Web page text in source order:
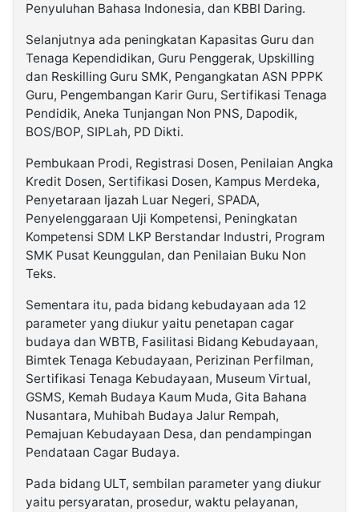
Penyuluhan Bahasa Indonesia, dan KBBI Daring.
Selanjutnya ada peningkatan Kapasitas Guru dan
Tenaga Kependidikan, Guru Penggerak, Upskilling
dan Reskilling Guru SMK, Pengangkatan ASN PPPK
Guru, Pengembangan Karir Guru, Sertifikasi Tenaga
Pendidik, Aneka Tunjangan Non PNS, Dapodik,
BOS/BOP, SIPLah, PD Dikti.
Pembukaan Prodi, Registrasi Dosen, Penilaian Angka
Kredit Dosen, Sertifikasi Dosen, Kampus Merdeka,
Penyetaraan Ijazah Luar Negeri, SPADA,
Penyelenggaraan Uji Kompetensi, Peningkatan
Kompetensi SDM LKP Berstandar Industri, Program
SMK Pusat Keunggulan, dan Penilaian Buku Non
Teks.
Sementara itu, pada bidang kebudayaan ada 12
parameter yang diukur yaitu penetapan cagar
budaya dan WBTB, Fasilitasi Bidang Kebudayaan,
Bimtek Tenaga Kebudayaan, Perizinan Perfilman,
Sertifikasi Tenaga Kebudayaan, Museum Virtual,
GSMS, Kemah Budaya Kaum Muda, Gita Bahana
Nusantara, Muhibah Budaya Jalur Rempah,
Pemajuan Kebudayaan Desa, dan pendampingan
Pendataan Cagar Budaya.
Pada bidang ULT, sembilan parameter yang diukur
yaitu persyaratan, prosedur, waktu pelayanan,